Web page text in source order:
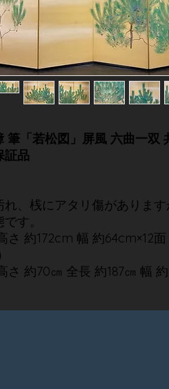
「若松図」屏風 六曲一双
証品
、桟にアタリ傷がありま
す。
さ 約172cm 幅 約64cm×12
さ 約70㎝ 全長 約187㎝ 幅